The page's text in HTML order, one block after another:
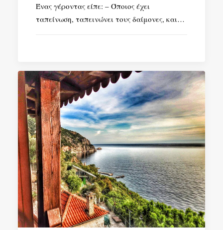
Ένας γέροντας είπε: – Όποιος έχει
ταπείνωση, ταπεινώνει τους δαίμονες, και…